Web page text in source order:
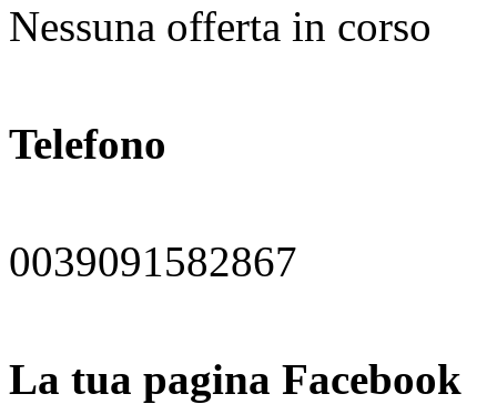
Nessuna offerta in corso
Telefono
0039091582867
La tua pagina Facebook